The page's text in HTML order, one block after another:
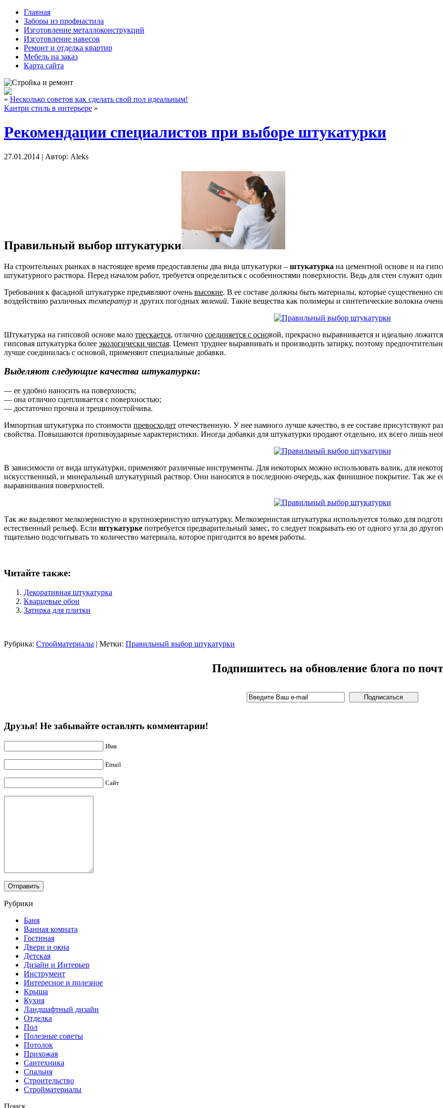
Главная
Заборы из профнастила
Изготовление металлоконструкций
Изготовление навесов
Ремонт и отделка квартир
Мебель на заказ
Карта сайта
« Несколько советов как сделать свой пол идеальным!
Кантри стиль в интерьере »
Рекомендации специалистов при выборе штукатурки
27.01.2014 | Автор: Aleks
Правильный выбор штукатурки
На строительных рынках в настоящее время предоставлены два вида штукатурки – штукатурка на цементной основе и на
штукатурного раствора. Перед началом работ, требуется определиться с особенностями поверхности. Ведь для стен служит
Требования к фасадной штукатурке предъявляют очень высокие. В ее составе должны быть материалы, которые существенно
воздействию различных температур и других погодных явлений. Такие вещества как полимеры и синтетические волокна
Штукатурка на гипсовой основе мало трескается, отлично соединяется с основой, прекрасно выравнивается и идеально
гипсовая штукатурка более экологически чистая. Цемент труднее выравнивать и производить затирку, поэтому
лучше соединилась с основой, применяют специальные добавки.
Выделяют следующие качества штукатурки:
— ее удобно наносить на поверхность;
— она отлично сцепливается с поверхностью;
— достаточно прочна и трещиноустойчива.
Импортная штукатурка по стоимости превосходит отечественную. У нее намного лучше качество, в ее составе присутствуют
свойства. Повышаются противоударные характеристики. Иногда добавки для штукатурки продают отдельно, их всего лишь
В зависимости от вида штукатурки, применяют различные инструменты. Для некоторых можно использовать валик, для
искусственный, и минеральный штукатурный раствор. Они наносятся в последнюю очередь, как финишное покрытие. Так же
выравнивания поверхностей.
Так же выделяют мелкозернистую и крупнозернистую штукатурку. Мелкозернистая штукатурка используется только для
естественный рельеф. Если штукатурке потребуется предварительный замес, то следует покрывать ею от одного угла до
тщательно подсчитывать то количество материала, которое пригодится во время работы.
Читайте также:
Декоративная штукатурка
Кварцевые обои
Затирка для плитки
Рубрика: Стройматериалы | Метки: Правильный выбор штукатурки
Подпишитесь на обновление блога по
Друзья! Не забывайте оставлять комментарии!
Имя
Email
Сайт
Рубрики
Баня
Ванная комната
Гостиная
Двери и окна
Детская
Дизайн и Интерьер
Инструмент
Интересное и полезное
Крыша
Кухня
Ландшафтный дизайн
Отделка
Пол
Полезные советы
Потолок
Прихожая
Сантехника
Спальня
Строительство
Стройматериалы
Поиск